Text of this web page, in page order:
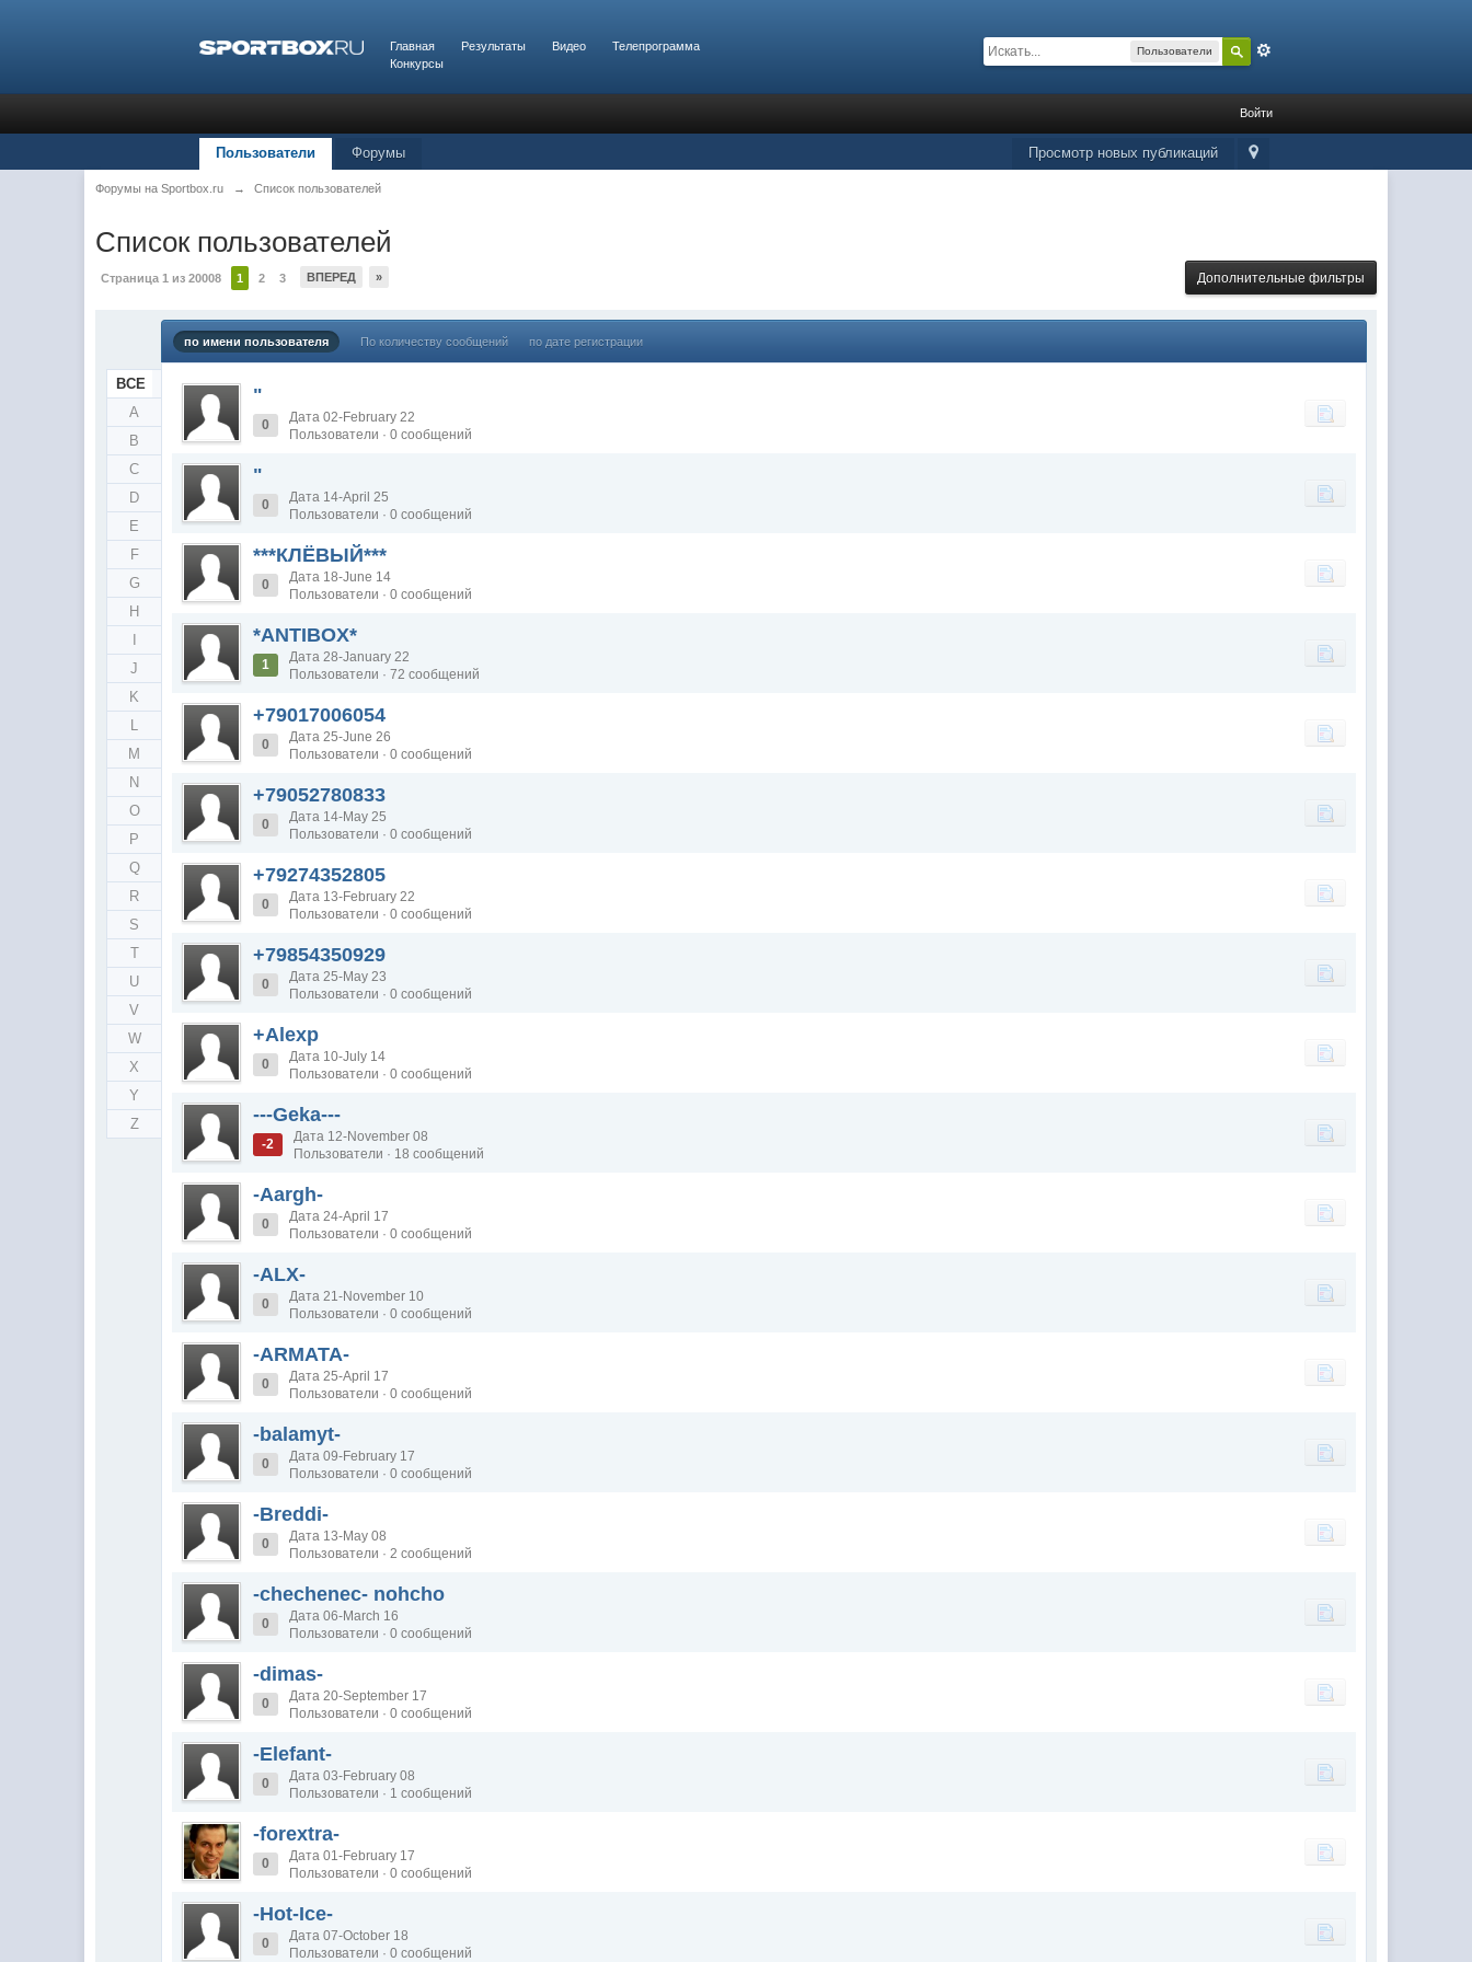
Главная Результаты Видео
Телепрограмма
Конкурсы
Пользователи
Войти
Просмотр новых публикаций
Пользователи Форумы
Форумы на Sportbox.ru → Список пользователей
Список пользователей
Страница 1 из 20008 1 2 3 ВПЕРЕД » Дополнительные фильтры
ВСЕ
A
B
C
D
E
F
G
H
J
K
L
M
N
O
P
Q
R
S
T
U
V
W
X
Y
Z
по имени пользователя По количеству сообщений по дате регистрации
"
0
Дата 02-February 22
Пользователи · 0 сообщений
"
0
Дата 14-April 25
Пользователи · 0 сообщений
***КЛЁВЫЙ***
0
Дата 18-June 14
Пользователи · 0 сообщений
*ANTIBOX*
1
Дата 28-January 22
Пользователи · 72 сообщений
+79017006054
0
Дата 25-June 26
Пользователи · 0 сообщений
+79052780833
0
Дата 14-May 25
Пользователи · 0 сообщений
+79274352805
0
Дата 13-February 22
Пользователи · 0 сообщений
+79854350929
0
Дата 25-May 23
Пользователи · 0 сообщений
+Alexp
0
Дата 10-July 14
Пользователи · 0 сообщений
---Geka---
-2
Дата 12-November 08
Пользователи · 18 сообщений
-Aargh-
0
Дата 24-April 17
Пользователи · 0 сообщений
-ALX-
0
Дата 21-November 10
Пользователи · 0 сообщений
-ARMATA-
0
Дата 25-April 17
Пользователи · 0 сообщений
-balamyt-
0
Дата 09-February 17
Пользователи · 0 сообщений
-Breddi-
0
Дата 13-May 08
Пользователи · 2 сообщений
-chechenec- nohcho
0
Дата 06-March 16
Пользователи · 0 сообщений
-dimas-
0
Дата 20-September 17
Пользователи · 0 сообщений
-Elefant-
0
Дата 03-February 08
Пользователи · 1 сообщений
-forextra-
0
Дата 01-February 17
Пользователи · 0 сообщений
-Hot-Ice-
0
Дата 07-October 18
Пользователи · 0 сообщений